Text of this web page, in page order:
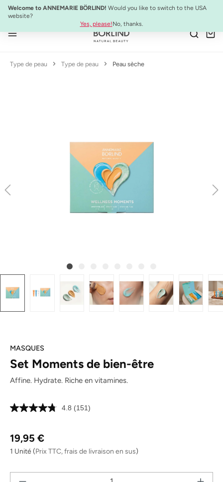
Passer au contenu principal
Welcome to ANNEMARIE BÖRLIND! Would you like to switch to the USA
website?
Yes, please!No, thanks.
NOUVEAU :ULTIMATE STRENGTH MASCARA
Type de peau Type de peau Peau sèche
MASQUES
Set Moments de bien-être
Affine. Hydrate. Riche en vitamines.
4.8 Lire
la
(151)
Prix régulier :
19,95 €
1 Unité (Prix TTC, frais de livraison en sus)